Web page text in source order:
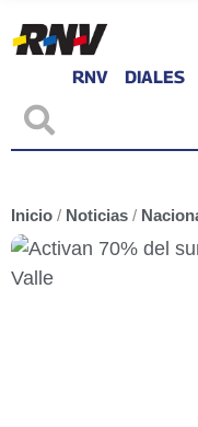
RNV DIALES
Inicio / Noticias /